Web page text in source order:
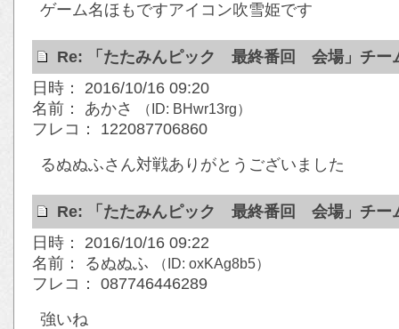
ゲーム名ほもですアイコン吹雪姫です
Re: 「たたみんピック 最終番回 会場」チー
日時： 2016/10/16 09:20
名前： あかさ
（ID: BHwr13rg）
フレコ： 122087706860
るぬぬふさん対戦ありがとうございました
Re: 「たたみんピック 最終番回 会場」チー
日時： 2016/10/16 09:22
名前： るぬぬふ
（ID: oxKAg8b5）
フレコ： 087746446289
強いね